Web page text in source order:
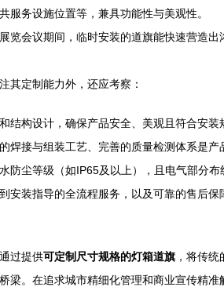
服务设施位置等，兼具功能性与美观性。
览会议期间，临时安装的道旗能快速营造出
其定制能力外，还应考察：
结构设计，确保产品安全、美观且符合安装
焊接与组装工艺、完善的质量检测体系是产
防尘等级（如IP65及以上），且电气部分布
安装指导的全流程服务，以及可靠的售后保
过提供可定制尺寸规格的灯箱道旗 ，将传
梁。在追求城市精细化管理和商业宣传精